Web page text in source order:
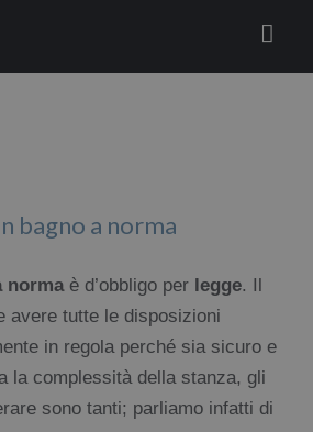
bagno a norma
normaè d’obbligo per legge. Il
avere tutte le disposizioni
in regola perché sia sicuro e
la complessità della stanza, gli
sono tanti; parliamo infatti di